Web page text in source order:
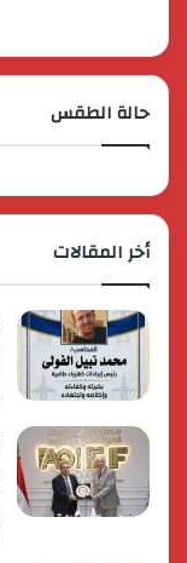
حالة الطقس
أخر المقالات